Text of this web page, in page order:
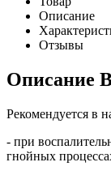
Описание
Отзывы
Описание
Рекомендуется в
- при
гнойных